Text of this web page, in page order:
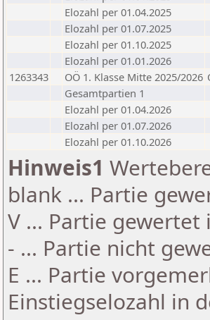
Elozahl per 01.04.2025
Elozahl per 01.07.2025
Elozahl per 01.10.2025
Elozahl per 01.01.2026
1263343
OÖ 1. Klasse Mitte 2025/2026
Gesamtpartien 1
Elozahl per 01.04.2026
Elozahl per 01.07.2026
Elozahl per 01.10.2026
Hinweis1
blank ... Partie
V ... Partie
- ... Partie nicht
E ... Partie
Einstiegselozahl in